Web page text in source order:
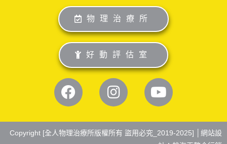
物理治療所
好動評估室
Copyright [全人物理治療所版權所有 盜用必究_2019-2025] │ 網站設